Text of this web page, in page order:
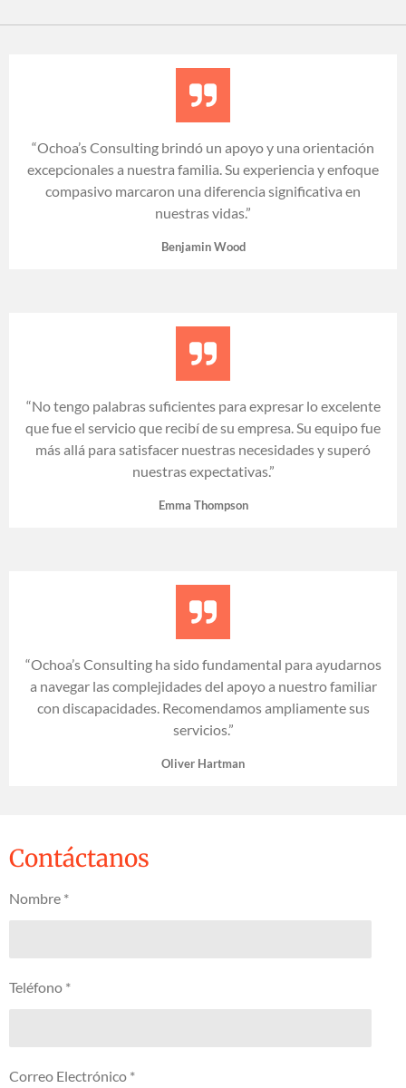
“Ochoa’s Consulting brindó un apoyo y una orientación
excepcionales a nuestra familia. Su experiencia y enfoque
compasivo marcaron una diferencia significativa en
nuestras vidas.”
Benjamin Wood
“No tengo palabras suficientes para expresar lo excelente
que fue el servicio que recibí de su empresa. Su equipo fue
más allá para satisfacer nuestras necesidades y superó
nuestras expectativas.”
Emma Thompson
“Ochoa’s Consulting ha sido fundamental para ayudarnos
a navegar las complejidades del apoyo a nuestro familiar
con discapacidades. Recomendamos ampliamente sus
servicios.”
Oliver Hartman
Contáctanos
Nombre *
Teléfono *
Correo Electrónico *